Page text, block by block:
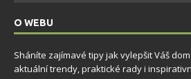
O WEBU
Sháníte zajímavé tipy jak vylepšit Váš
aktuální trendy, praktické rady i